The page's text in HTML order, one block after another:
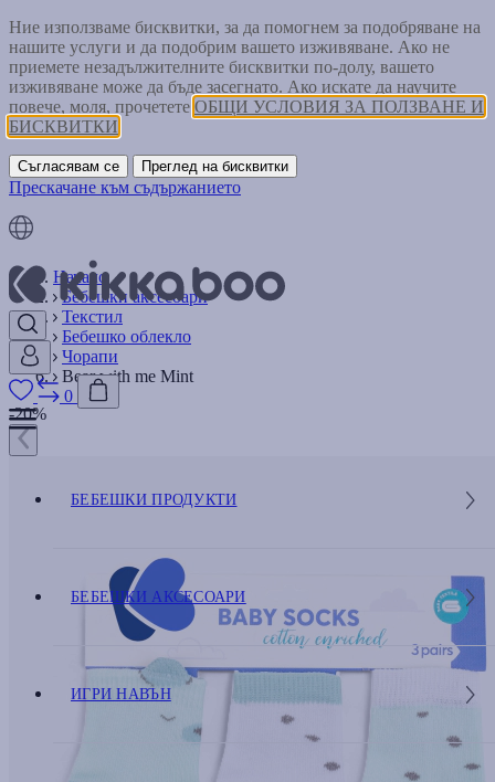
Ние използваме бисквитки, за да помогнем за подобряване на
нашите услуги и да подобрим вашето изживяване. Ако не
приемете незадължителните бисквитки по-долу, вашето
изживяване може да бъде засегнато. Ако искате да научите
повече, моля, прочетете ОБЩИ УСЛОВИЯ ЗА ПОЛЗВАНЕ И
БИСКВИТКИ
Съгласявам се Преглед на бисквитки
Прескачане към съдържанието
0
БЕБЕШКИ ПРОДУКТИ
БЕБЕШКИ АКСЕСОАРИ
ИГРИ НАВЪН
Начало
Бебешки аксесоари
Текстил
Бебешко облекло
Чорапи
Bear with me Mint
-20%